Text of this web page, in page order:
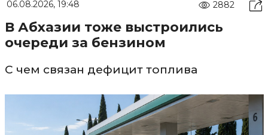
06.08.2026, 19:48 2882
В Абхазии тоже выстроились
очереди за бензином
С чем связан дефицит топлива